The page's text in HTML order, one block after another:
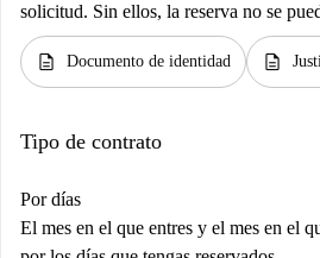
solicitud. Sin ellos, la reserva no se
description Documento de identidad description
Tipo de contrato
Por días
El mes en el que entres y el mes en el